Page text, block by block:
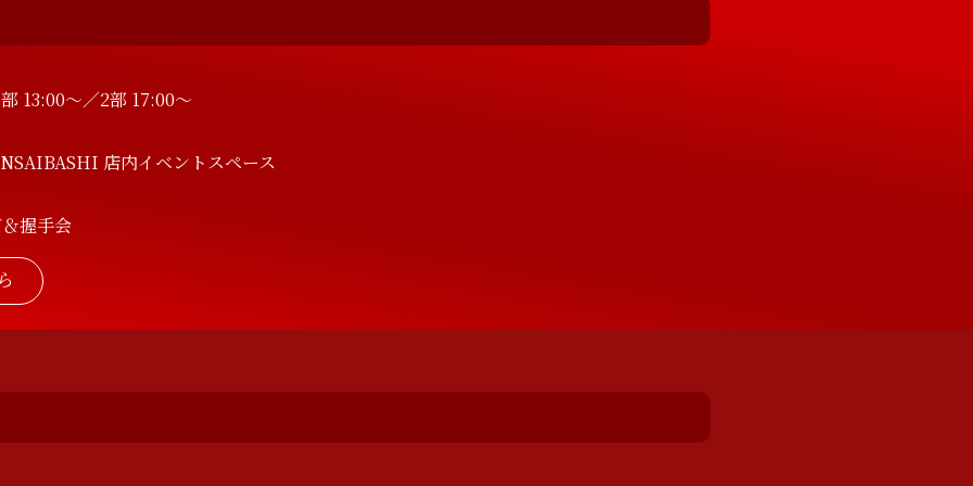
13:00～／2部 17:00～
店内イベントスペース
握手会